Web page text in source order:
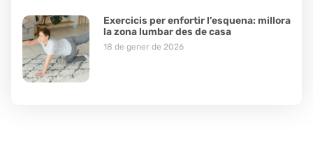
Exercicis per enfortir l’esquena: millora
la zona lumbar des de casa
18 de gener de 2026